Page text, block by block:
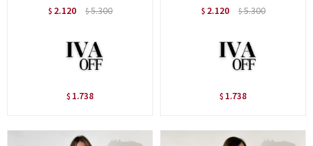
$ 2.120 $5.300
$ 1.738
$ 2.120 $5.300
$ 1.738